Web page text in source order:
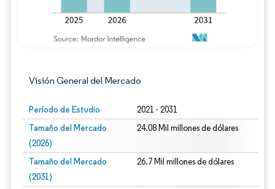
Visión General del Mercado
Período de Estudio 2021 - 2031
Tamaño del Mercado
(2026)
24.08 Mil millones de dólares
Tamaño del Mercado
(2031)
26.7 Mil millones de dólares